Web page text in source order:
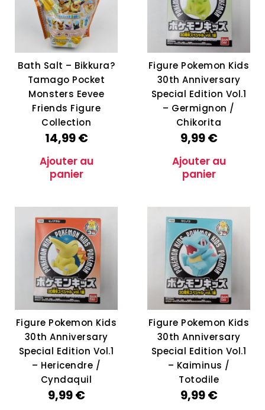
Bath Salt – Bikkura?
Tamago Pocket
Monsters Eevee
Friends Figure
Collection
14,99€
Ajouter au
panier
Figure Pokemon Kids
30th Anniversary
Special Edition Vol.1
– Germignon /
Chikorita
9,99€
Ajouter au
panier
Figure Pokemon Kids
30th Anniversary
Special Edition Vol.1
– Hericendre /
Cyndaquil
9,99€
Figure Pokemon Kids
30th Anniversary
Special Edition Vol.1
– Kaiminus /
Totodile
9,99€